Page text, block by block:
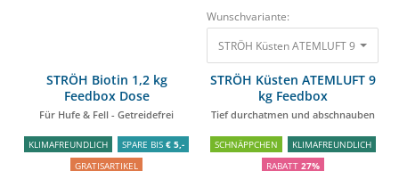
STRÖH Biotin 1,2 kg
Feedbox Dose
Für Hufe & Fell - Getreidefrei
KLIMAFREUNDLICH SPARE BIS € 5,-
GRATISARTIKEL
Wunschvariante:
STRÖH Küsten ATEMLUFT 9 kg
STRÖH Küsten ATEMLUFT 9
kg Feedbox
Tief durchatmen und abschnauben
SCHNÄPPCHEN
KLIMAFREUNDLICH
RABATT 27%